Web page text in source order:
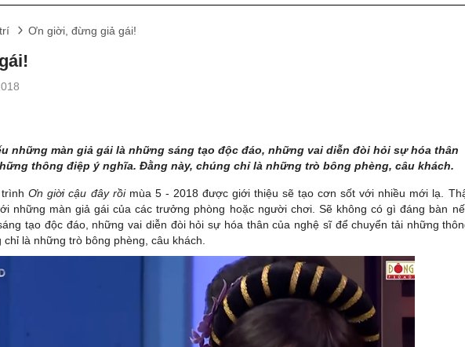
Ơn giời, đừng giả gái!
những màn giả gái là những sáng tạo độc đáo, những vai diễn đòi hỏi sự hóa thân
thông điệp ý nghĩa. Đằng này, chúng chỉ là những trò bông phèng, câu khách.
trìnhƠn giời cậu đây rồimùa 5 - 2018 được giới thiệu sẽ tạo cơn sốt với nhiều mới lạ.
những màn giả gái của các trưởng phòng hoặc người chơi. Sẽ không có gì đáng bàn
tạo độc đáo, những vai diễn đòi hỏi sự hóa thân của nghệ sĩ để chuyển tải những
là những trò bông phèng, câu khách.